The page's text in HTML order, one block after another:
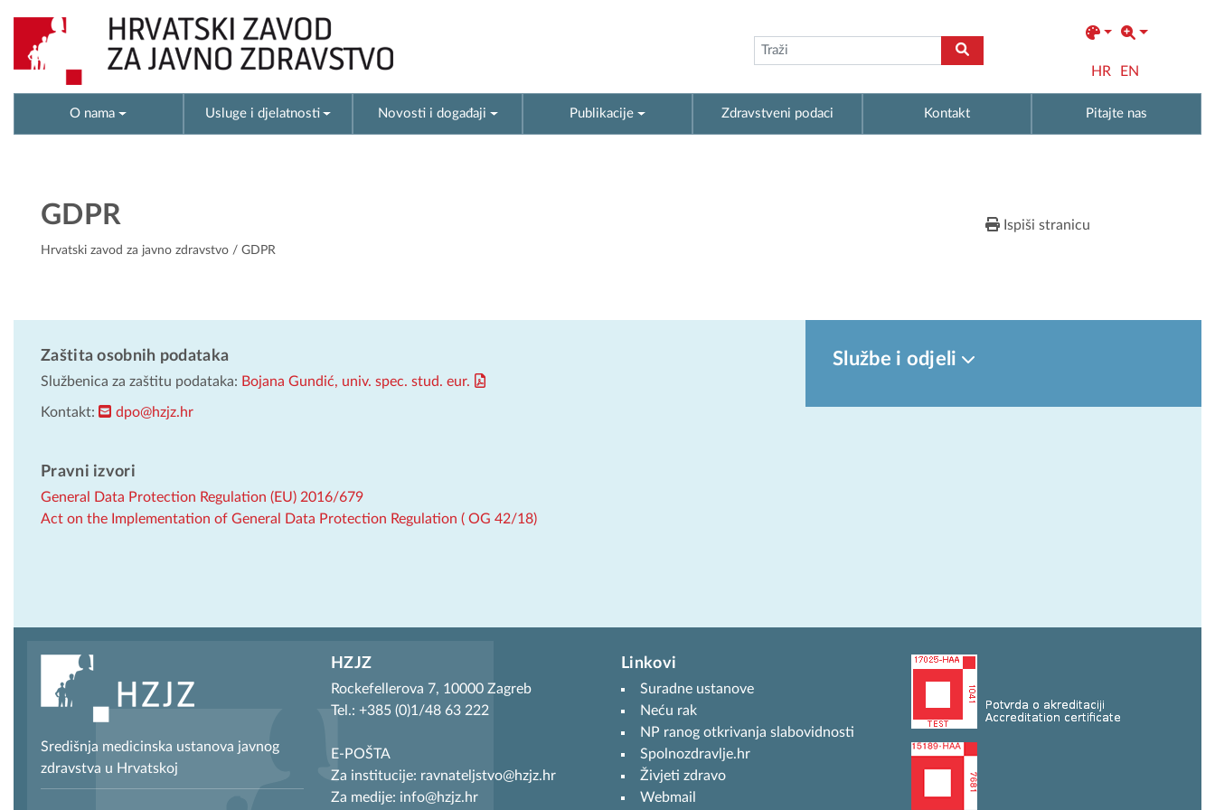
HR EN
O nama Usluge i djelatnosti Novosti i događaji Publikacije Zdravstveni podaci Kontakt Pitajte nas
GDPR
Hrvatski zavod za javno zdravstvo / GDPR
Ispiši stranicu
Zaštita osobnih podataka
Službenica za zaštitu podataka: Bojana Gundić, univ. spec. stud. eur.
Kontakt: dpo@hzjz.hr
Pravni izvori
General Data Protection Regulation (EU) 2016/679
Act on the Implementation of General Data Protection Regulation ( OG 42/18)
Službe i odjeli
Središnja medicinska ustanova javnog
zdravstva u Hrvatskoj
HZJZ
Rockefellerova 7, 10000 Zagreb
Tel.: +385 (0)1/48 63 222
E-POŠTA
Za institucije: ravnateljstvo@hzjz.hr
Za medije: info@hzjz.hr
Linkovi
Suradne ustanove
Neću rak
NP ranog otkrivanja slabovidnosti
Spolnozdravlje.hr
Živjeti zdravo
Webmail